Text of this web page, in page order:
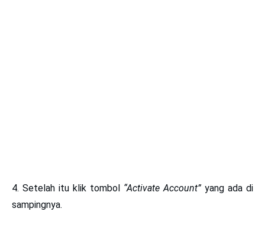
4. Setelah itu klik tombol “Activate Account” yang ada di
sampingnya.